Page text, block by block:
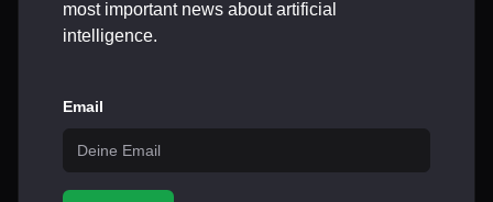
most important news about artificial
intelligence.
Email